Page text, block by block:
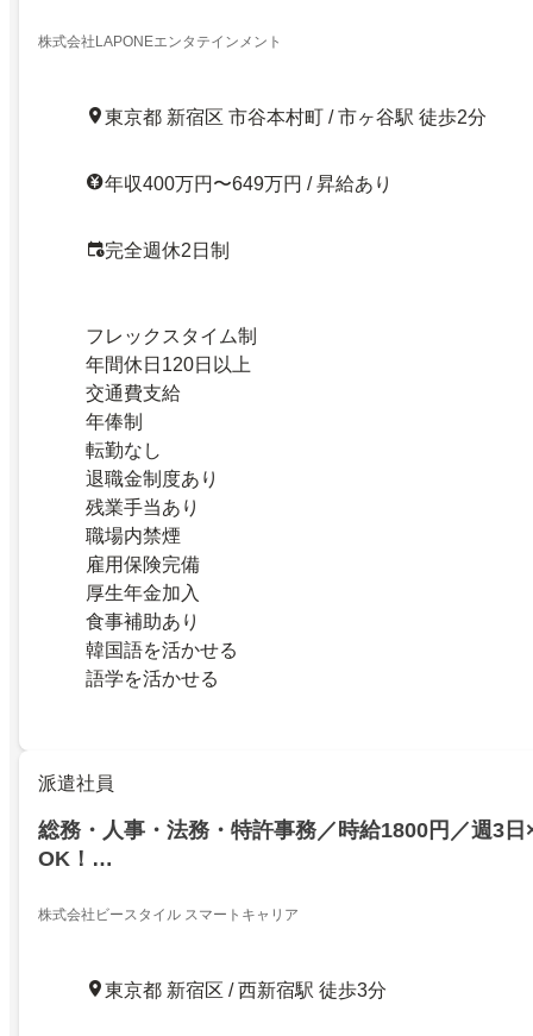
株式会社LAPONEエンタテインメント
東京都 新宿区 市谷本村町 / 市ヶ谷駅 徒歩2分
年収400万円〜649万円 / 昇給あり
完全週休2日制
フレックスタイム制
年間休日120日以上
交通費支給
年俸制
転勤なし
退職金制度あり
残業手当あり
職場内禁煙
雇用保険完備
厚生年金加入
食事補助あり
韓国語を活かせる
語学を活かせる
派遣社員
総務・人事・法務・特許事務／時給1800円／週3日
OK！…
株式会社ビースタイル スマートキャリア
東京都 新宿区 / 西新宿駅 徒歩3分